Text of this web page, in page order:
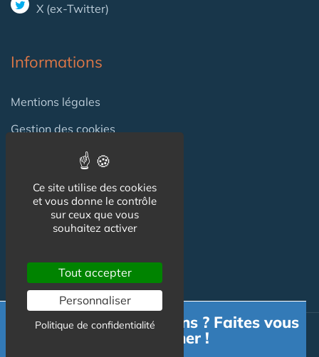
X (ex-Twitter)
Informations
Mentions légales
Gestion des cookies
Contact
© Seniorissimmo.com 2026 - Tous droits réservés. //
Besoin d'informations ? Faites vous
accompagner !
Ce site utilise des cookies
et vous donne le contrôle
sur ceux que vous
souhaitez activer
Tout accepter
Personnaliser
Politique de confidentialité